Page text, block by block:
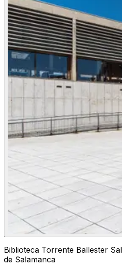
Biblioteca Torrente Ballester
de Salamanca